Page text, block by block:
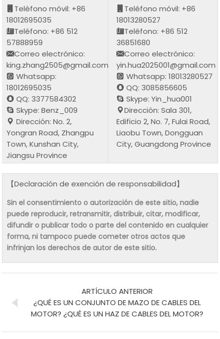
Teléfono móvil: +86
18012695035
Teléfono: +86 512
57888959
Correo electrónico:
king.zhang2505@gmail.com
Whatsapp:
18012695035
QQ: 3377584302
Skype: Benz_009
Dirección: No. 2,
Yongran Road, Zhangpu
Town, Kunshan City,
Jiangsu Province
Teléfono móvil: +86
18013280527
Teléfono: +86 512
36851680
Correo electrónico:
yin.hua2025001@gmail.com
Whatsapp: 18013280527
QQ: 3085856605
Skype: Yin_hua001
Dirección: Sala 301,
Edificio 2, No. 7, Fulai Road,
Liaobu Town, Dongguan
City, Guangdong Province
【Declaración de exención de responsabilidad】
Sin el consentimiento o autorización de este sitio, nadie
puede reproducir, retransmitir, distribuir, citar, modificar,
difundir o publicar todo o parte del contenido en cualquier
forma, ni tampoco puede cometer otros actos que
infrinjan los derechos de autor de este sitio.
ARTÍCULO ANTERIOR
¿QUÉ ES UN CONJUNTO DE MAZO DE CABLES DEL
MOTOR? ¿QUÉ ES UN HAZ DE CABLES DEL MOTOR?